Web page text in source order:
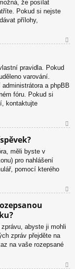
že posílat
Pokud si nejste
přílohy,
or
pravidla. Pokud
varování.
a phpBB
fóru. Pokud si
kontaktujte
měli byste v
pro nahlášení
pomocí kterého
u
abyste ji mohli
zpráv přejděte na
na vaše rozepsané